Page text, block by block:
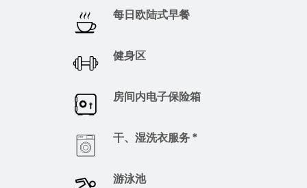
每日欧陆式早餐
健身区
房间内电子保险箱
干、湿洗衣服务 *
游泳池